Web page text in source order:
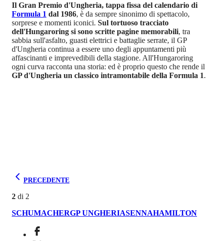
Il Gran Premio d'Ungheria, tappa fissa del calendario di
Formula 1 dal 1986, è da sempre sinonimo di spettacolo,
sorprese e momenti iconici. Sul tortuoso tracciato
dell'Hungaroring si sono scritte pagine memorabili, tra
sabbia sull'asfalto, guasti elettrici e battaglie serrate, il GP
d'Ungheria continua a essere uno degli appuntamenti più
affascinanti e imprevedibili della stagione. All'Hungaroring
ogni curva racconta una storia: ed è proprio questo che rende il
GP d'Ungheria un classico intramontabile della Formula 1.
PRECEDENTE
2 di 2
SCHUMACHERGP UNGHERIASENNAHAMILTON